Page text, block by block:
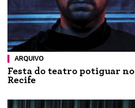
ARQUIVO
Festa do teatro potiguar no
Recife